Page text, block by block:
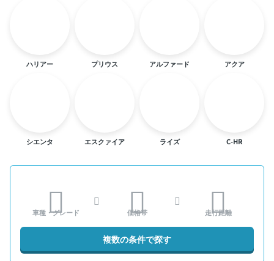
ハリアー プリウス アルファード アクア
シエンタ エスクァイア ライズ C-HR
車種・グレード 価格帯 走行距離
複数の条件で探す